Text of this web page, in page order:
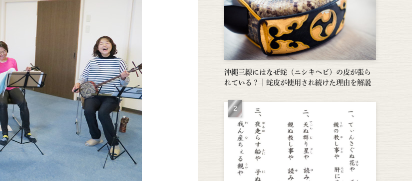
沖縄三線にはなぜ蛇（ニシキヘビ）の皮が張ら
れている？│蛇皮が使用され続けた理由を解説